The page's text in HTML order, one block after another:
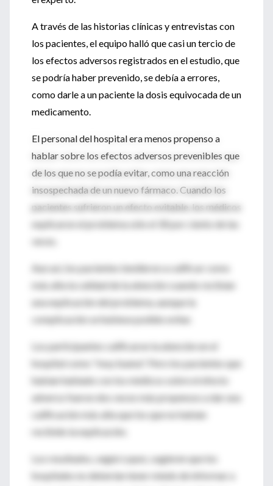
A través de las historias clínicas y entrevistas con
los pacientes, el equipo halló que casi un tercio de
los efectos adversos registrados en el estudio, que
se podría haber prevenido, se debía a errores,
como darle a un paciente la dosis equivocada de un
medicamento.
El personal del hospital era menos propenso a
hablar sobre los efectos adversos prevenibles que
de los que no se podía evitar, como una reacción
insospechada de un nuevo fármaco. Cuando los
pacientes sufrieron un efecto evitable, los médicos
explicaron el problema sólo el 30 por ciento de las
veces.
Aun así, los pacientes tendieron a calificar como
más alta la calidad de la atención cuando recibían
una explicación del problema, aunque la
complicación se hubiese podido evitar.
Los participantes calificaron la atención en el
hospital como "muy buena". Pero los pacientes que
habían hablado con los médicos sobre el efecto
adverso fueron dos veces más propensos a dar una
calificación más alta que los que no habían
recibido la explicación.
Los resultados, según Lopez, sugieren que los
hospitales no deberían tener miedo de informar a